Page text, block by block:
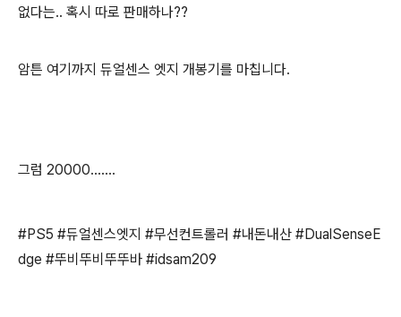
없다는.. 혹시 따로 판매하나??
암튼 여기까지 듀얼센스 엣지 개봉기를 마칩니다.
그럼 20000.......
#PS5 #듀얼센스엣지 #무선컨트롤러 #내돈내산 #DualSenseE
dge #뚜비뚜비뚜뚜바 #idsam209